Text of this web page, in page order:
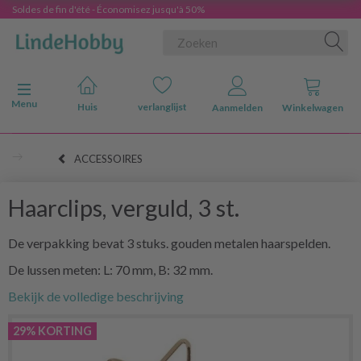
Soldes de fin d'été - Économisez jusqu'à 50%
Navigatie in-/uitschakelen
Menu
Huis verlanglijst Aanmelden Winkelwagen
ACCESSOIRES
Haarclips, verguld, 3 st.
De verpakking bevat 3 stuks. gouden metalen haarspelden.
De lussen meten: L: 70 mm, B: 32 mm.
Bekijk de volledige beschrijving
29% KORTING